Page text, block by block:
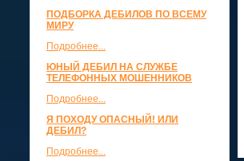
ПОДБОРКА ДЕБИЛОВ ПО ВСЕМУ
МИРУ
Подробнее...
ЮНЫЙ ДЕБИЛ НА СЛУЖБЕ
ТЕЛЕФОННЫХ МОШЕННИКОВ
Подробнее...
Я ПОХОДУ ОПАСНЫЙ! ИЛИ
ДЕБИЛ?
Подробнее...